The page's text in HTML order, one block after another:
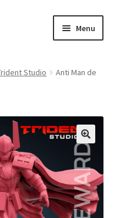
Menu
Studio
Anti Man de